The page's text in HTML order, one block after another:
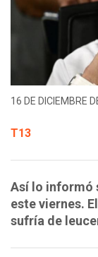
16 DE DICIEMBRE
T13
Así lo informó
este viernes.
sufría de